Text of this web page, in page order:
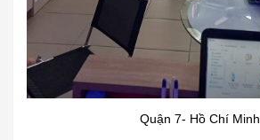
Quận 7- Hồ Chí Minh